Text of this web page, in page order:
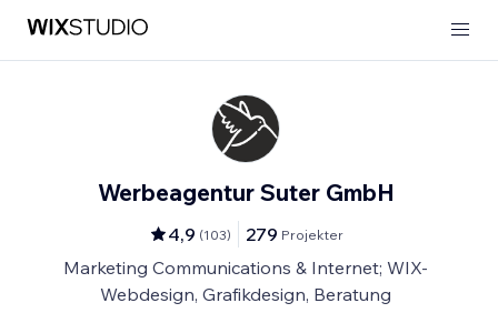
Werbeagentur Suter GmbH
4,9 (103) 279 Projekter
Marketing Communications & Internet; WIX-
Webdesign, Grafikdesign, Beratung